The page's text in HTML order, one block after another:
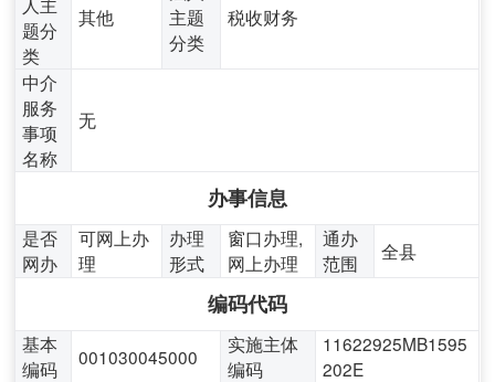
题分
类
其他
主题
分类
税收财务
中介
服务
事项
名称
无
办事信息
是否
网办
可网上办
理
办理
形式
窗口办理,
网上办理
通办
范围
全县
编码代码
基本
编码
001030045000
实施主体
编码
11622925MB1595
202E